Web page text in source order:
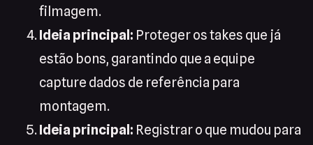
filmagem.
Ideia principal: Proteger os takes que já
estão bons, garantindo que a equipe
capture dados de referência para
montagem.
Ideia principal: Registrar o que mudou para